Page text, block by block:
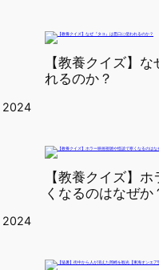
【教養クイズ】
れるのか？
2024
【教養クイズ】
くなるのはなぜか
2024